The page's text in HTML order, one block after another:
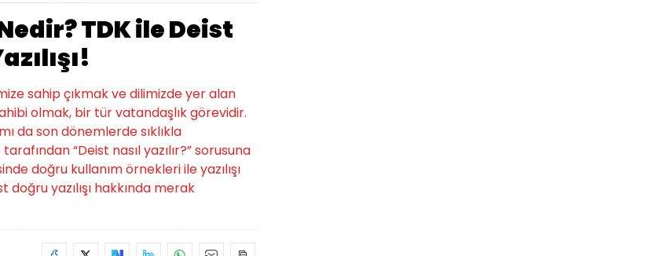
TDK ile Deist
sahip çıkmak ve dilimizde yer alan
olmak, bir tür vatandaşlık görevidir.
da son dönemlerde sıklıkla
“Deist nasıl yazılır?” sorusuna
doğru kullanım örnekleri ile yazılışı
doğru yazılışı hakkında merak